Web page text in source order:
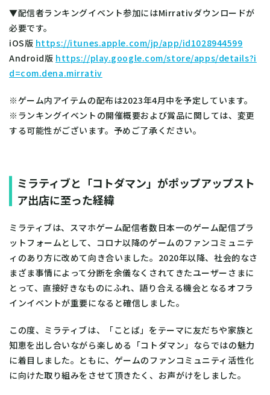
▼配信者ランキングイベント参加にはMirrativダウンロードが
必要です。
iOS版 https://itunes.apple.com/jp/app/id1028944599
Android版 https://play.google.com/store/apps/details?i
d=com.dena.mirrativ
※ゲーム内アイテムの配布は2023年4月中を予定しています。
※ランキングイベントの開催概要および賞品に関しては、変更
する可能性がございます。予めご了承ください。
ミラティブと「コトダマン」がポップアップスト
ア出店に至った経緯
ミラティブは、スマホゲーム配信者数日本一のゲーム配信プラ
ットフォームとして、コロナ以降のゲームのファンコミュニテ
ィのあり方に改めて向き合いました。2020年以降、社会的なさ
まざま事情によって分断を余儀なくされてきたユーザーさまに
とって、直接好きなものにふれ、語り合える機会となるオフラ
インイベントが重要になると確信しました。
この度、ミラティブは、「ことば」をテーマに友だちや家族と
知恵を出し合いながら楽しめる「コトダマン」ならではの魅力
に着目しました。ともに、ゲームのファンコミュニティ活性化
に向けた取り組みをさせて頂きたく、お声がけをしました。